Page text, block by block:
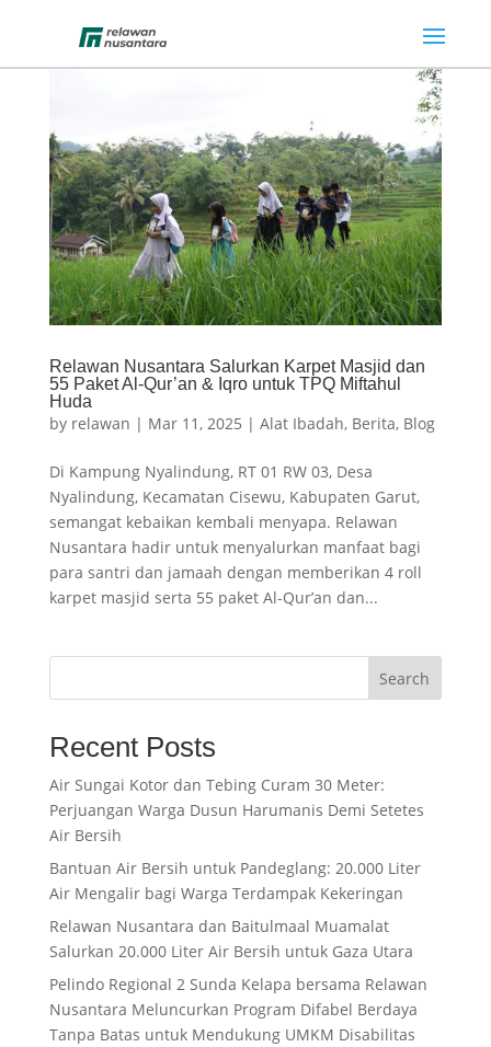
Relawan Nusantara Salurkan Karpet Masjid dan
55 Paket Al-Qur’an & Iqro untuk TPQ Miftahul
Huda
by relawan | Mar 11, 2025 | Alat Ibadah, Berita, Blog
Di Kampung Nyalindung, RT 01 RW 03, Desa
Nyalindung, Kecamatan Cisewu, Kabupaten Garut,
semangat kebaikan kembali menyapa. Relawan
Nusantara hadir untuk menyalurkan manfaat bagi
para santri dan jamaah dengan memberikan 4 roll
karpet masjid serta 55 paket Al-Qur’an dan...
Search
Recent Posts
Air Sungai Kotor dan Tebing Curam 30 Meter:
Perjuangan Warga Dusun Harumanis Demi Setetes
Air Bersih
Bantuan Air Bersih untuk Pandeglang: 20.000 Liter
Air Mengalir bagi Warga Terdampak Kekeringan
Relawan Nusantara dan Baitulmaal Muamalat
Salurkan 20.000 Liter Air Bersih untuk Gaza Utara
Pelindo Regional 2 Sunda Kelapa bersama Relawan
Nusantara Meluncurkan Program Difabel Berdaya
Tanpa Batas untuk Mendukung UMKM Disabilitas